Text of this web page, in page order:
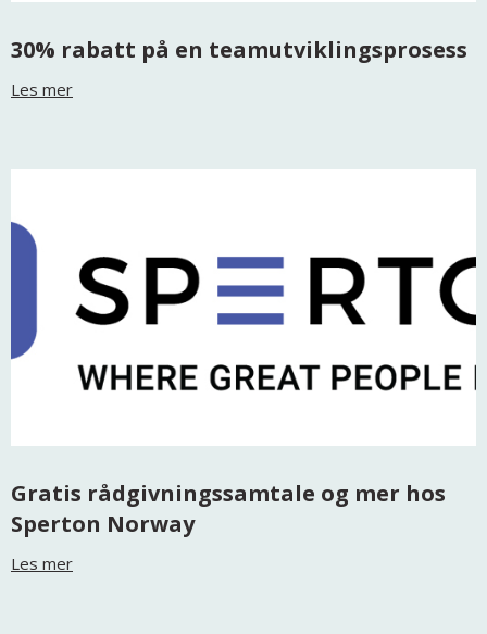
30% rabatt på en teamutviklingsprosess
Les mer
Gratis rådgivningssamtale og mer hos
Sperton Norway
Les mer